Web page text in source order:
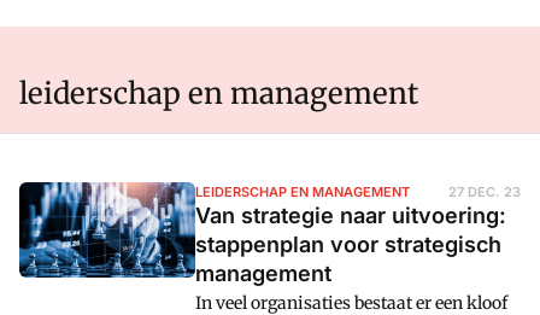
leiderschap en management
LEIDERSCHAP EN MANAGEMENT 27 DEC. 23
Van strategie naar uitvoering:
stappenplan voor strategisch
management
In veel organisaties bestaat er een kloof